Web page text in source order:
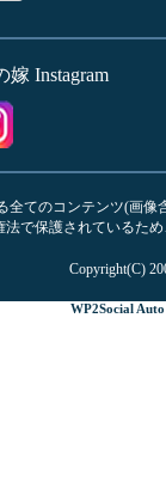
嫁 Instagram
全てのコンテンツ(画
法で保護されているた
Copyright(C)
WP2Social